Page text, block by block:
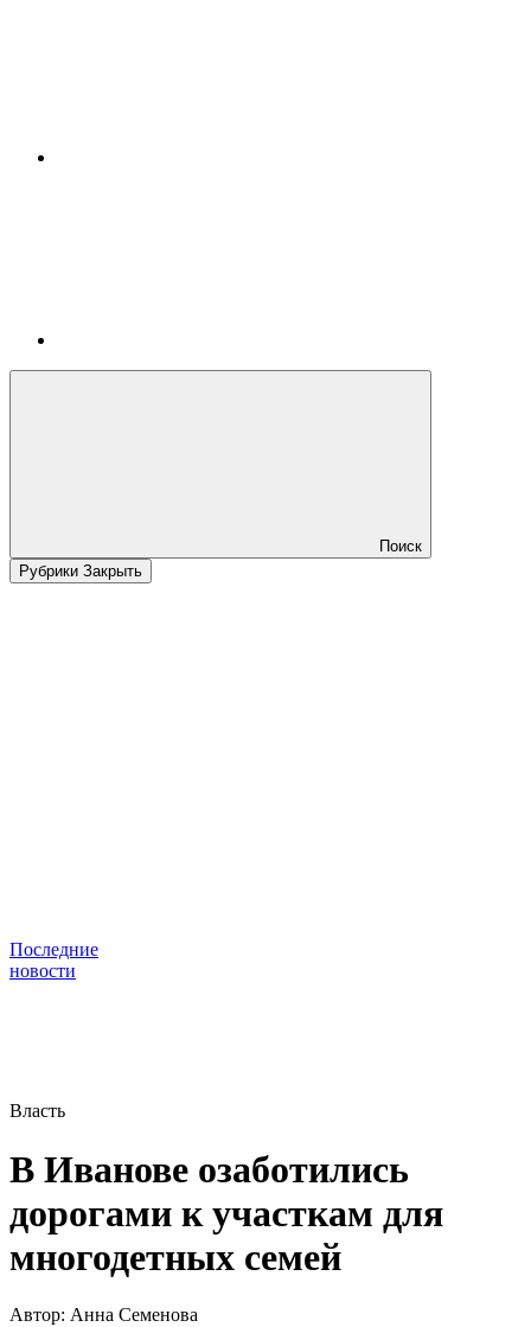
Поиск
Рубрики Закрыть
Последние
новости
Власть
В Иванове озаботились
дорогами к участкам для
многодетных семей
Автор: Анна Семенова